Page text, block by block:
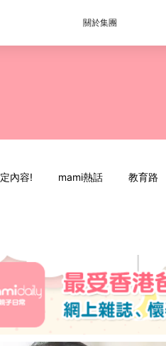
關於集團
內容! mami熱話 教育路